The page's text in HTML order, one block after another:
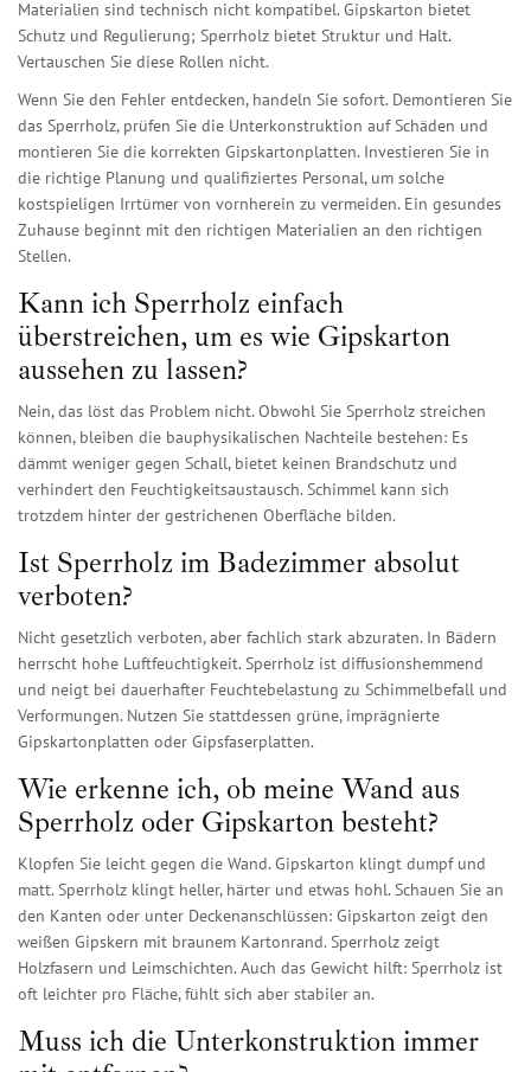
Materialien sind technisch nicht kompatibel. Gipskarton bietet
Schutz und Regulierung; Sperrholz bietet Struktur und Halt.
Vertauschen Sie diese Rollen nicht.
Wenn Sie den Fehler entdecken, handeln Sie sofort. Demontieren Sie
das Sperrholz, prüfen Sie die Unterkonstruktion auf Schäden und
montieren Sie die korrekten Gipskartonplatten. Investieren Sie in
die richtige Planung und qualifiziertes Personal, um solche
kostspieligen Irrtümer von vornherein zu vermeiden. Ein gesundes
Zuhause beginnt mit den richtigen Materialien an den richtigen
Stellen.
Kann ich Sperrholz einfach
überstreichen, um es wie Gipskarton
aussehen zu lassen?
Nein, das löst das Problem nicht. Obwohl Sie Sperrholz streichen
können, bleiben die bauphysikalischen Nachteile bestehen: Es
dämmt weniger gegen Schall, bietet keinen Brandschutz und
verhindert den Feuchtigkeitsaustausch. Schimmel kann sich
trotzdem hinter der gestrichenen Oberfläche bilden.
Ist Sperrholz im Badezimmer absolut
verboten?
Nicht gesetzlich verboten, aber fachlich stark abzuraten. In Bädern
herrscht hohe Luftfeuchtigkeit. Sperrholz ist diffusionshemmend
und neigt bei dauerhafter Feuchtebelastung zu Schimmelbefall und
Verformungen. Nutzen Sie stattdessen grüne, imprägnierte
Gipskartonplatten oder Gipsfaserplatten.
Wie erkenne ich, ob meine Wand aus
Sperrholz oder Gipskarton besteht?
Klopfen Sie leicht gegen die Wand. Gipskarton klingt dumpf und
matt. Sperrholz klingt heller, härter und etwas hohl. Schauen Sie an
den Kanten oder unter Deckenanschlüssen: Gipskarton zeigt den
weißen Gipskern mit braunem Kartonrand. Sperrholz zeigt
Holzfasern und Leimschichten. Auch das Gewicht hilft: Sperrholz ist
oft leichter pro Fläche, fühlt sich aber stabiler an.
Muss ich die Unterkonstruktion immer